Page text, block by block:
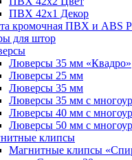
ПВХ 42x1 Декор
кромочная ПВХ и ABS
для штор
Люверсы 35 мм «Квадро»
Люверсы 25 мм
Люверсы 35 мм
Люверсы 35 мм с
Люверсы 40 мм с
Люверсы 50 мм с
клипсы
Магнитные клипсы